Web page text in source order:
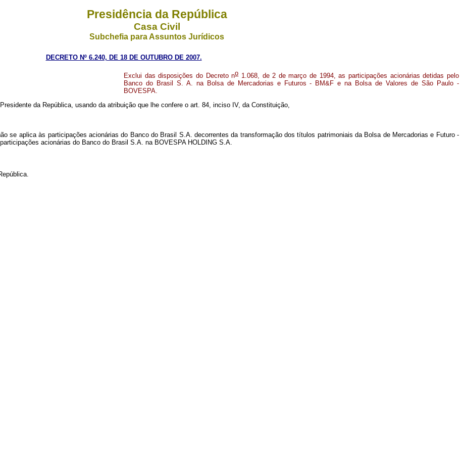
Presidência da República
Casa Civil
Subchefia para Assuntos Jurídicos
DECRETO Nº 6.240, DE 18 DE OUTUBRO DE 2007.
Exclui das disposições do Decreto no1.068, de 2 de março de 1994, as participações acionárias detidas pelo
Banco do Brasil S. A. na Bolsa de Mercadorias e Futuros - BM&F e na Bolsa de Valores de São Paulo -
BOVESPA.
da República, usando da atribuição que lhe confere o art. 84, inciso IV, da Constituição,
se aplica às participações acionárias do Banco do Brasil S.A. decorrentes da transformação dos títulos patrimoniais da Bolsa de Mercadorias e Futuro -
acionárias do Banco do Brasil S.A. na BOVESPA HOLDING S.A.